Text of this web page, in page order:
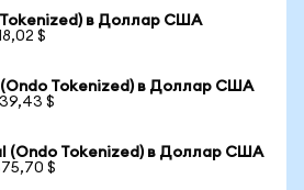
в Доллар США
$
(Ondo Tokenized) в Доллар США
$
(Ondo Tokenized) в Доллар США
$